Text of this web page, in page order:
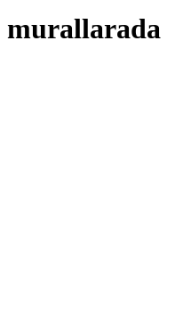
murallarada